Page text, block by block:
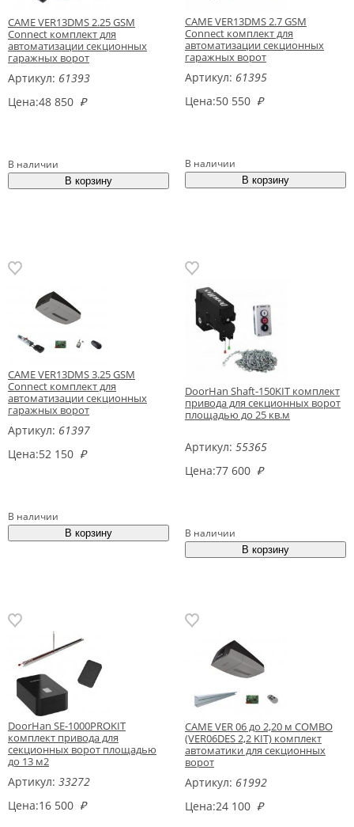
CAME VER13DMS 2.25 GSM
Connect комплект для
автоматизации секционных
гаражных ворот
Артикул: 61393
Цена:48 850 ₽
В наличии
CAME VER13DMS 2.7 GSM
Connect комплект для
автоматизации секционных
гаражных ворот
Артикул: 61395
Цена:50 550 ₽
В наличии
CAME VER13DMS 3.25 GSM
Connect комплект для
автоматизации секционных
гаражных ворот
Артикул: 61397
Цена:52 150 ₽
В наличии
DoorHan Shaft-150KIT комплект
привода для секционных ворот
площадью до 25 кв.м
Артикул: 55365
Цена:77 600 ₽
В наличии
DoorHan SE-1000PROKIT
комплект привода для
секционных ворот площадью
до 13 м2
Артикул: 33272
Цена:16 500 ₽
CAME VER 06 до 2,20 м COMBO
(VER06DES 2,2 KIT) комплект
автоматики для секционных
ворот
Артикул: 61992
Цена:24 100 ₽